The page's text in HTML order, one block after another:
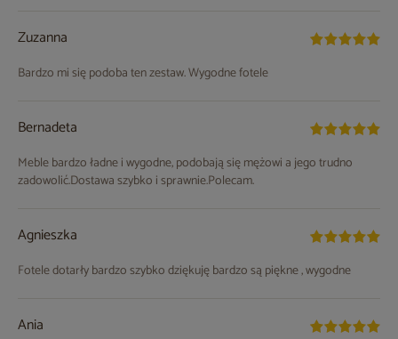
Zuzanna
Bardzo mi się podoba ten zestaw. Wygodne fotele
Bernadeta
Meble bardzo ładne i wygodne, podobają się mężowi a jego trudno
zadowolić.Dostawa szybko i sprawnie.Polecam.
Agnieszka
Fotele dotarły bardzo szybko dziękuję bardzo są piękne , wygodne
Ania